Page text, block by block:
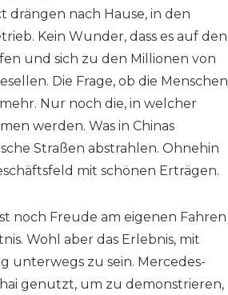
drängen nach Hause, in den
Kein Wunder, dass es auf den
und sich zu den Millionen von
Die Frage, ob die Menschen
Nur noch die, in welcher
werden. Was in Chinas
Straßen abstrahlen. Ohnehin
mit schönen Erträgen.
noch Freude am eigenen Fahren
Wohl aber das Erlebnis, mit
unterwegs zu sein. Mercedes-
genutzt, um zu demonstrieren,